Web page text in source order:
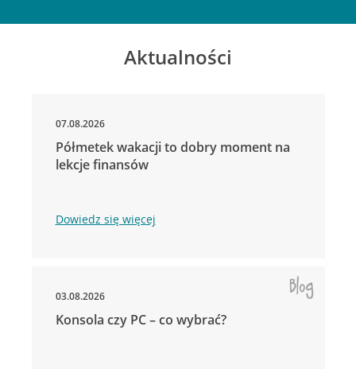
Aktualności
07.08.2026
Półmetek wakacji to dobry moment na
lekcje finansów
Dowiedz się więcej
03.08.2026
Konsola czy PC – co wybrać?